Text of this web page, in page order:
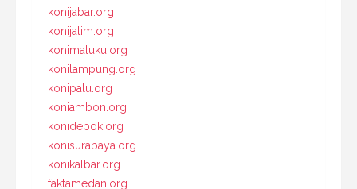
konijabar.org
konijatim.org
konimaluku.org
konilampung.org
konipalu.org
koniambon.org
konidepok.org
konisurabaya.org
konikalbar.org
faktamedan.org